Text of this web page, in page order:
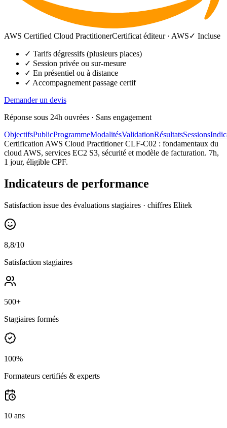
AWS Certified Cloud PractitionerCertificat éditeur · AWS✓ Incluse
✓ Tarifs dégressifs (plusieurs places)
✓ Session privée ou sur-mesure
✓ En présentiel ou à distance
✓ Accompagnement passage certif
Demander un devis
Réponse sous 24h ouvrées · Sans engagement
ObjectifsPublicProgrammeModalitésValidationRésultatsSessions
Certification AWS Cloud Practitioner CLF-C02 : fondamentaux du
cloud AWS, services EC2 S3, sécurité et modèle de facturation. 7h,
1 jour, éligible CPF.
Indicateurs de performance
Satisfaction issue des évaluations stagiaires · chiffres Elitek
8,8/10
Satisfaction stagiaires
500+
Stagiaires formés
100%
Formateurs certifiés & experts
10 ans